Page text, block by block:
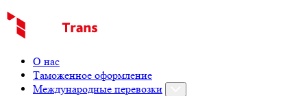
О нас
Таможенное оформление
Международные перевозки